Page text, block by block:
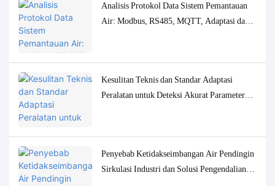
Analisis Protokol Data Sistem Pemantauan
Air: Modbus, RS485, MQTT, Adaptasi dan
Kesulitan Teknis dan Standar Adaptasi
Peralatan untuk Deteksi Akurat Parameter
Penyebab Ketidakseimbangan Air Pendingin
Sirkulasi Industri dan Solusi Pengendalian